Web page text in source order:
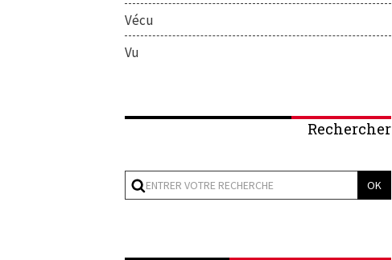
Vécu
Vu
Rechercher